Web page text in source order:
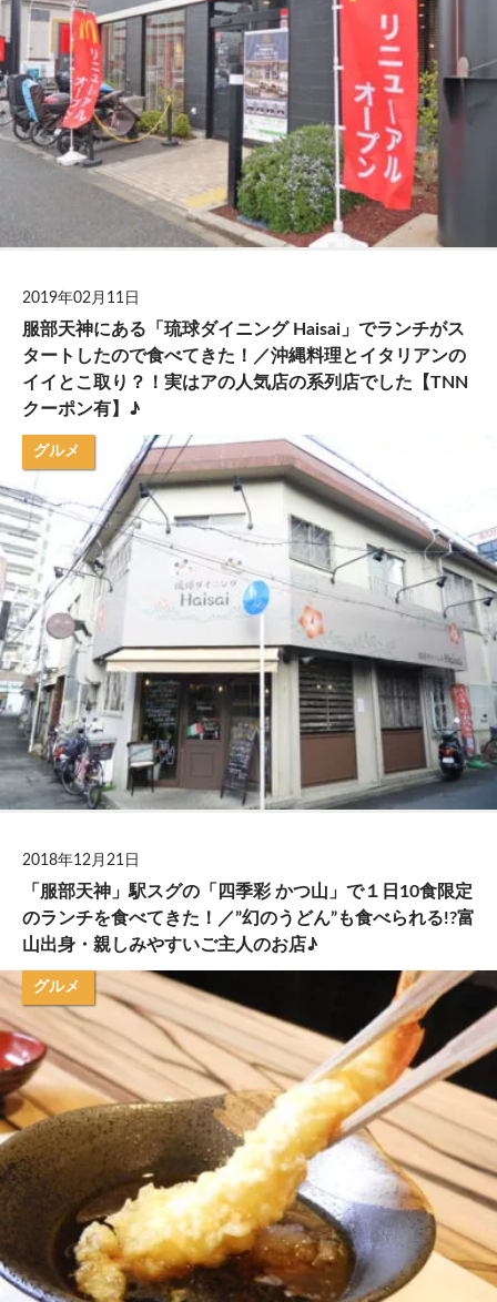
2019年02月11日
服部天神にある「琉球ダイニング Haisai」でランチがス
タートしたので食べてきた！／沖縄料理とイタリアンの
イイとこ取り？！実はアの人気店の系列店でした【TNN
クーポン有】♪
グルメ
2018年12月21日
「服部天神」駅スグの「四季彩 かつ山」で１日10食限定
のランチを食べてきた！／”幻のうどん”も食べられる!?富
山出身・親しみやすいご主人のお店♪
グルメ